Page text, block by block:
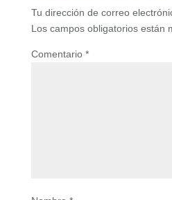
Tu dirección de correo
Los campos obligatorios están
Comentario *